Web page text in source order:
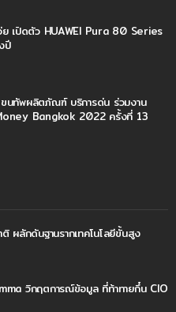
ย เปิดตัว HUAWEI Pura 80 Series
ปี
ขนทัพผลิตภัณฑ์ บริการด่น ร่วมงาน
Bangkok 2022 ครั้งที่ 13
ติ ผลักดันฐานรากเทคโนโลยีขั้นสูง
วิกฤตการณ์ข้อมูล ที่ท้าทายกึ๋น CIO